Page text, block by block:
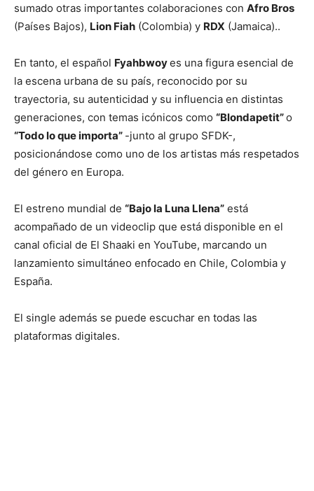
sumado otras importantes colaboraciones con Afro Bros
(Países Bajos), Lion Fiah (Colombia) y RDX (Jamaica)..
En tanto, el español Fyahbwoyes una figura esencial de
la escena urbana de su país, reconocido por su
trayectoria, su autenticidad y su influencia en distintas
generaciones, con temas icónicos como “Blondapetit”o
“Todo lo que importa” -junto al grupo SFDK-,
posicionándose como uno de los artistas más respetados
del género en Europa.
El estreno mundial de “Bajo la Luna Llena” está
acompañado de un videoclip que está disponible en el
canal oficial de El Shaaki en YouTube, marcando un
lanzamiento simultáneo enfocado en Chile, Colombia y
España.
El single además se puede escuchar en todas las
plataformas digitales.